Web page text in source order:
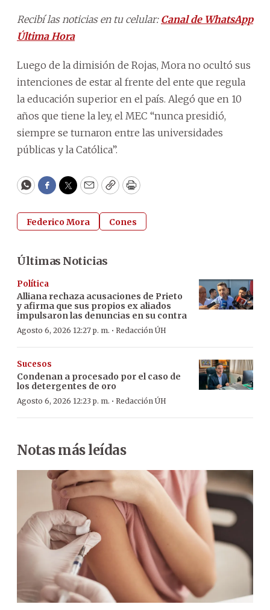
Recibí las noticias en tu celular: Canal de WhatsApp
Última Hora
Luego de la dimisión de Rojas, Mora no ocultó sus
intenciones de estar al frente del ente que regula
la educación superior en el país. Alegó que en 10
años que tiene la ley, el MEC “nunca presidió,
siempre se turnaron entre las universidades
públicas y la Católica”.
WhatsApp
Facebook
Twitter
EmailCopyPrint
Federico Mora Cones
Últimas Noticias
Política
Alliana rechaza acusaciones de Prieto
y afirma que sus propios ex aliados
impulsaron las denuncias en su contra
Agosto 6, 2026 12:27 p. m. · Redacción ÚH
Sucesos
Condenan a procesado por el caso de
los detergentes de oro
Agosto 6, 2026 12:23 p. m. · Redacción ÚH
Notas más leídas